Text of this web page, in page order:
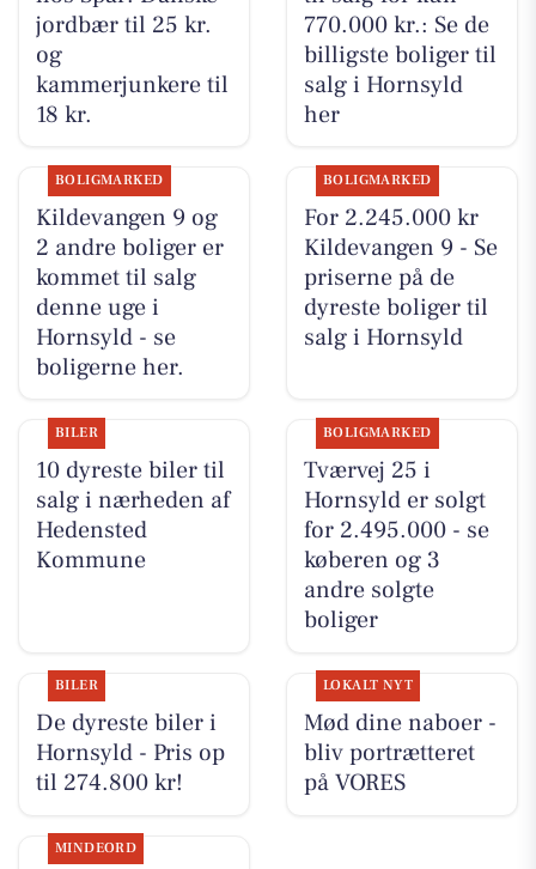
jordbær til 25 kr.
og
kammerjunkere til
18 kr.
770.000 kr.: Se de
billigste boliger til
salg i Hornsyld
her
BOLIGMARKED
Kildevangen 9 og
2 andre boliger er
kommet til salg
denne uge i
Hornsyld - se
boligerne her.
BOLIGMARKED
For 2.245.000 kr
Kildevangen 9 - Se
priserne på de
dyreste boliger til
salg i Hornsyld
BILER
10 dyreste biler til
salg i nærheden af
Hedensted
Kommune
BOLIGMARKED
Tværvej 25 i
Hornsyld er solgt
for 2.495.000 - se
køberen og 3
andre solgte
boliger
BILER
De dyreste biler i
Hornsyld - Pris op
til 274.800 kr!
LOKALT NYT
Mød dine naboer -
bliv portrætteret
på VORES
MINDEORD